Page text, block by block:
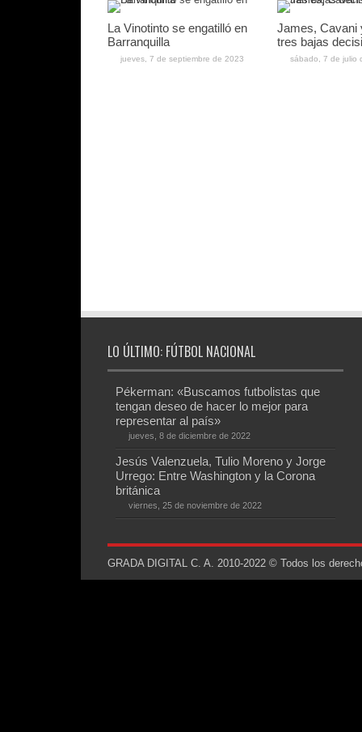
La Vinotinto se engatilló en
Barranquilla
jueves, 7 de septiembre de 2023
James, Cavani
tres bajas
sábado, 7 de julio
LO ÚLTIMO: FÚTBOL NACIONAL
Pékerman: «Buscamos futbolistas que
tengan deseo de hacer lo mejor para
representar al país»
jueves, 8 de diciembre de 2022
Jesús Valenzuela, Tulio Moreno y Jorge
Urrego: Entre Washington y la Corona
británica
viernes, 25 de noviembre de 2022
GRADA DIGITAL C. A. 2010-2022 © Todos los